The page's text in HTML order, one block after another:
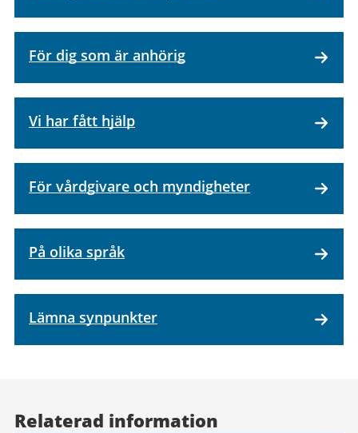
För dig som är anhörig
Vi har fått hjälp
För vårdgivare och myndigheter
På olika språk
Lämna synpunkter
Relaterad information